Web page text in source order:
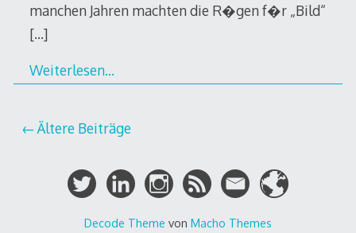
manchen Jahren machten die R�gen f�r „Bild“
[…]
Weiterlesen…
Beitragsnavigation
Ältere Beiträge
Decode Theme von Macho Themes